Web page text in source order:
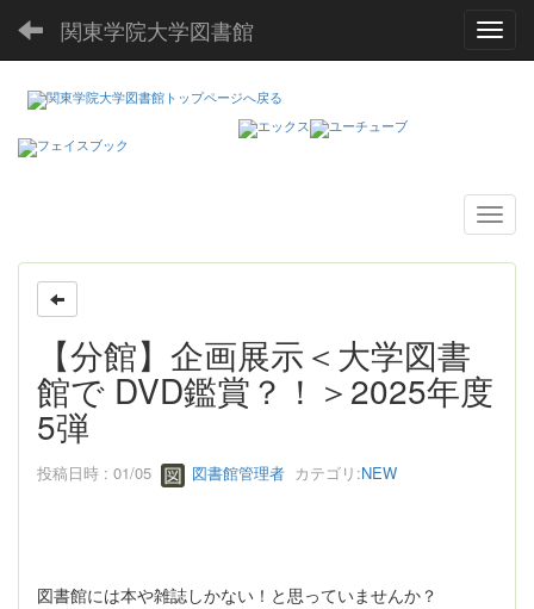
関東学院大学図書館
【分館】企画展示＜大学図書
館で DVD鑑賞？！＞2025年度
5弾
投稿日時 : 01/05 図書館管理者 カテゴリ:NEW
図書館には本や雑誌しかない！と思っていませんか？